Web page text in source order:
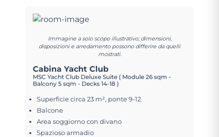
Immagine a solo scopo illustrativo; dimensioni,
disposizioni e arredamento possono differire da quelli
mostrati.
Cabina Yacht Club
MSC Yacht Club Deluxe Suite ( Module 26 sqm -
Balcony 5 sqm - Decks 14-18 )
Superficie circa 23 m², ponte 9-12
Balcone
Area soggiorno con divano
Spazioso armadio